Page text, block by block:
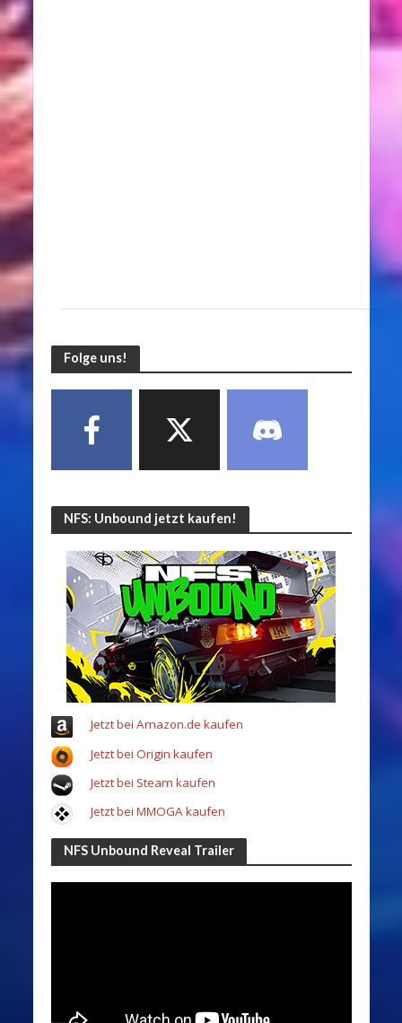
Folge uns!
NFS: Unbound jetzt kaufen!
Jetzt bei Amazon.de kaufen
Jetzt bei Origin kaufen
Jetzt bei Steam kaufen
Jetzt bei MMOGA kaufen
NFS Unbound Reveal Trailer